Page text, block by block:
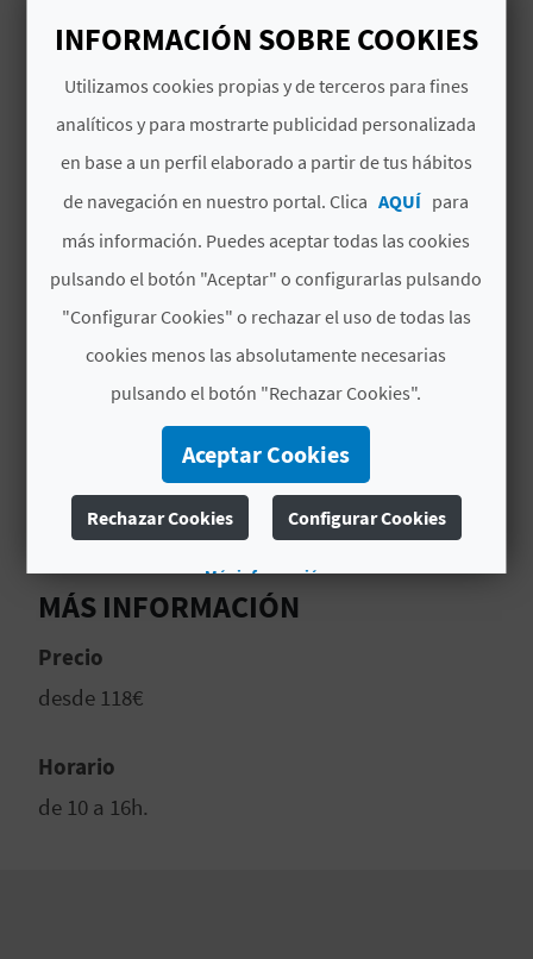
Arqueológico de la Alcudia.
Comida típica ilicitana en un restaurante del
Camp d'Elx.
de Elche.
Viaje en tren turístico por el centro histórico
de Elche.
# OTROS SERVICIOS
Traslados (precio por
persona a consultar)
MÁS INFORMACIÓN
Precio
desde 118€
Horario
de 10 a 16h.
INFORMACIÓN SOBRE COOKIES
Utilizamos cookies propias y de terceros para fines
analíticos y para mostrarte publicidad personalizada
en base a un perfil elaborado a partir de tus hábitos
de navegación en nuestro portal. Clica AQUÍ para
más información. Puedes aceptar todas las cookies
pulsando el botón "Aceptar" o configurarlas pulsando
"Configurar Cookies" o rechazar el uso de todas las
cookies menos las absolutamente necesarias
pulsando el botón "Rechazar Cookies".
Aceptar Cookies
Rechazar Cookies Configurar Cookies
Más información